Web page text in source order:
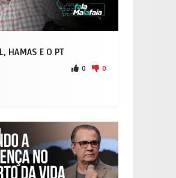
HAMAS E O PT
0 0